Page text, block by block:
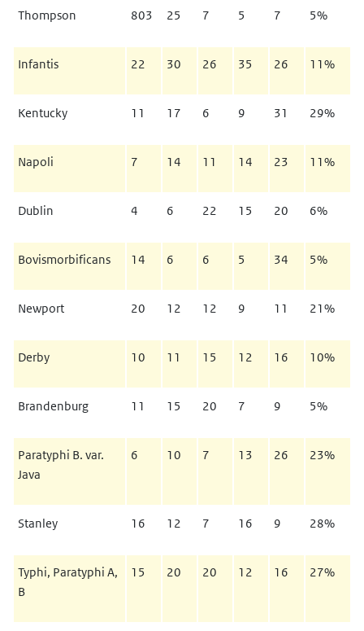
Thompson 803 25 7 5 7 5%
Infantis 22 30 26 35 26 11%
Kentucky 11 17 6 9 31 29%
Napoli 7 14 11 14 23 11%
Dublin 4 6 22 15 20 6%
Bovismorbificans 14 6 6 5 34 5%
Newport 20 12 12 9 11 21%
Derby 10 11 15 12 16 10%
Brandenburg 11 15 20 7 9 5%
Paratyphi B. var.
Java
6 10 7 13 26 23%
Stanley 16 12 7 16 9 28%
Typhi, Paratyphi A,
B
15 20 20 12 16 27%